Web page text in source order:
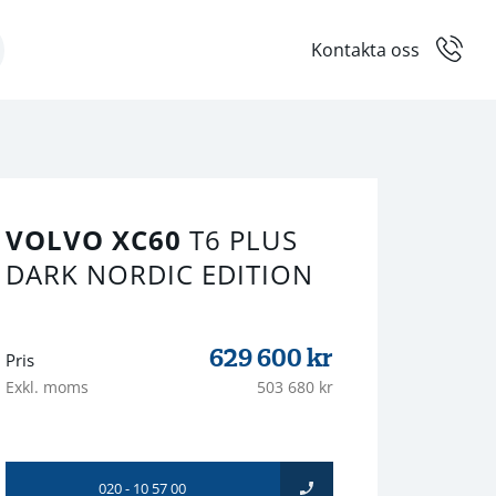
Kontakta oss
VOLVO XC60 T6 PLUS
DARK NORDIC EDITION
Pris 629 600kr
Exkl. moms 503 680 kr
020 - 10 57 00